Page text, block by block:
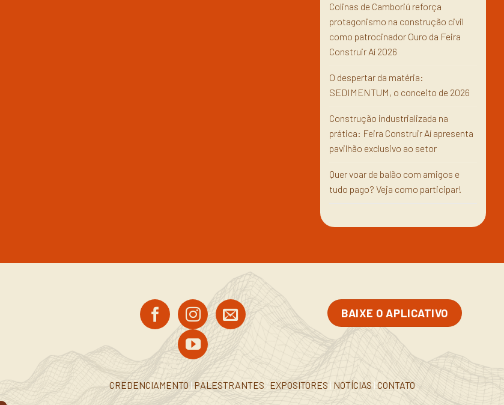
Colinas de Camboriú reforça
protagonismo na construção civil
como patrocinador Ouro da Feira
Construir Aí 2026
O despertar da matéria:
SEDIMENTUM, o conceito de 2026
Construção industrializada na
prática: Feira Construir Aí apresenta
pavilhão exclusivo ao setor
Quer voar de balão com amigos e
tudo pago? Veja como participar!
BAIXE O APLICATIVO
CREDENCIAMENTO | PALESTRANTES | EXPOSITORES | NOTÍCIAS | CONTATO